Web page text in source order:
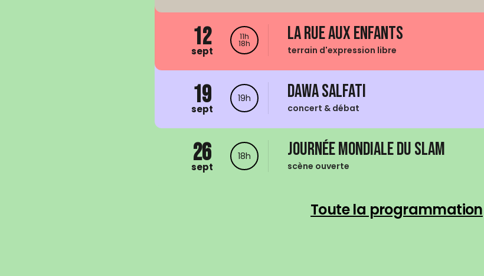
12
sept
11h
18h La Rue aux enfants
terrain d'expression libre
19
sept
19h Dawa Salfati
concert & débat
26
sept
18h Journée mondiale du Slam
scène ouverte
Toute la programmation